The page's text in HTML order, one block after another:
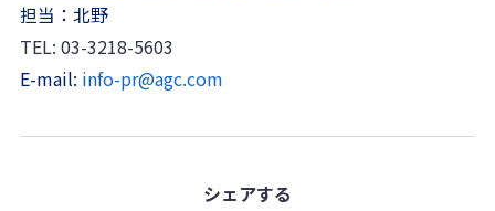
担当：北野
TEL: 03-3218-5603
E-mail: info-pr@agc.com
シェアする